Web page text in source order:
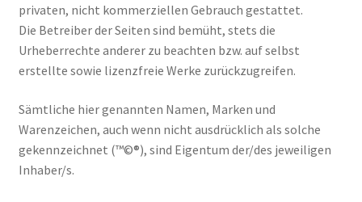
privaten, nicht kommerziellen Gebrauch gestattet.
Die Betreiber der Seiten sind bemüht, stets die
Urheberrechte anderer zu beachten bzw. auf selbst
erstellte sowie lizenzfreie Werke zurückzugreifen.
Sämtliche hier genannten Namen, Marken und
Warenzeichen, auch wenn nicht ausdrücklich als solche
gekennzeichnet (™©®), sind Eigentum der/des jeweiligen
Inhaber/s.